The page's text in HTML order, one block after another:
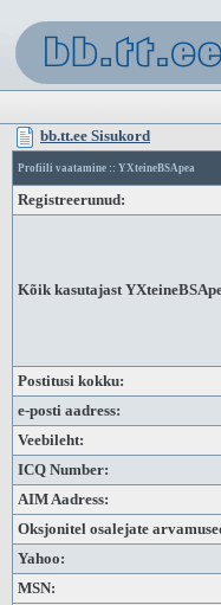
bb.tt.ee Sisukord
Profiili vaatamine :: YXteineBSApea
Registreerunud:
Kõik kasutajast
Postitusi kokku:
e-posti aadress:
Veebileht:
ICQ Number:
AIM Aadress:
Oksjonitel osalejate
Yahoo:
MSN: